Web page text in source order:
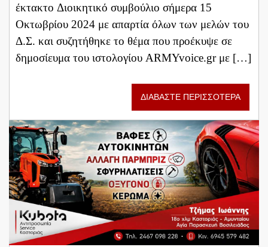
έκτακτο Διοικητικό συμβούλιο σήμερα 15
Οκτωβρίου 2024 με απαρτία όλων των μελών του
Δ.Σ. και συζητήθηκε το θέμα που προέκυψε σε
δημοσίευμα του ιστολογίου ARMYvoice.gr με […]
ΔΙΑΒΑΣΤΕ ΠΕΡΙΣΣΟΤΕΡΑ